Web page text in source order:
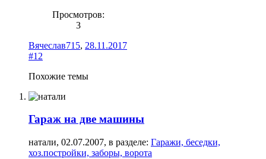
Просмотров:
3
Вячеслав715, 28.11.2017
#12
Похожие темы
Гараж на две машины
натали, 02.07.2007, в разделе: Гаражи, беседки,
хоз.постройки, заборы, ворота